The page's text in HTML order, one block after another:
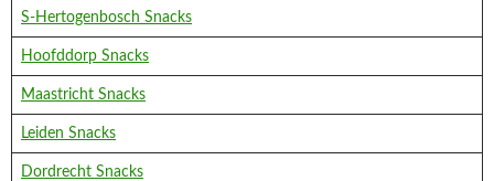
S-Hertogenbosch Snacks
Hoofddorp Snacks
Maastricht Snacks
Leiden Snacks
Dordrecht Snacks